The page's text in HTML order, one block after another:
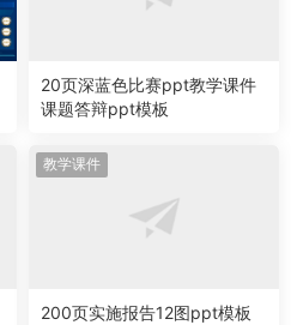
20页深蓝色比赛ppt教学课件
课题答辩ppt模板
教学课件
200页实施报告12图ppt模板